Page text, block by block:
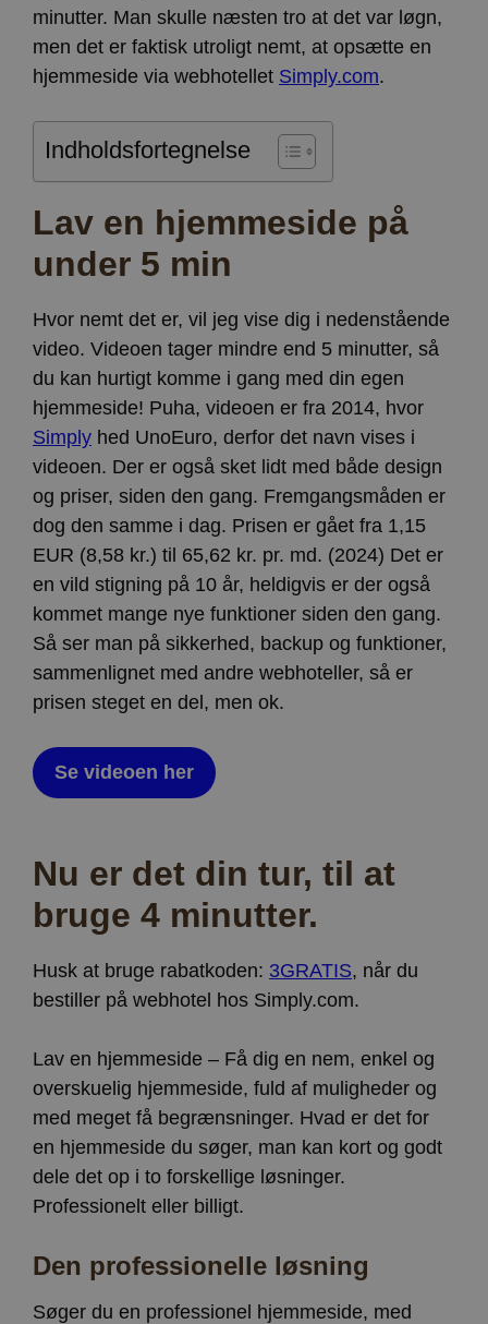
minutter. Man skulle næsten tro at det var løgn,
men det er faktisk utroligt nemt, at opsætte en
hjemmeside via webhotellet Simply.com.
Indholdsfortegnelse
Lav en hjemmeside på
under 5 min
Hvor nemt det er, vil jeg vise dig i nedenstående
video. Videoen tager mindre end 5 minutter, så
du kan hurtigt komme i gang med din egen
hjemmeside! Puha, videoen er fra 2014, hvor
Simply hed UnoEuro, derfor det navn vises i
videoen. Der er også sket lidt med både design
og priser, siden den gang. Fremgangsmåden er
dog den samme i dag. Prisen er gået fra 1,15
EUR (8,58 kr.) til 65,62 kr. pr. md. (2024) Det er
en vild stigning på 10 år, heldigvis er der også
kommet mange nye funktioner siden den gang.
Så ser man på sikkerhed, backup og funktioner,
sammenlignet med andre webhoteller, så er
prisen steget en del, men ok.
Se videoen her
Nu er det din tur, til at
bruge 4 minutter.
Husk at bruge rabatkoden: 3GRATIS, når du
bestiller på webhotel hos Simply.com.
Lav en hjemmeside – Få dig en nem, enkel og
overskuelig hjemmeside, fuld af muligheder og
med meget få begrænsninger. Hvad er det for
en hjemmeside du søger, man kan kort og godt
dele det op i to forskellige løsninger.
Professionelt eller billigt.
Den professionelle løsning
Søger du en professionel hjemmeside, med